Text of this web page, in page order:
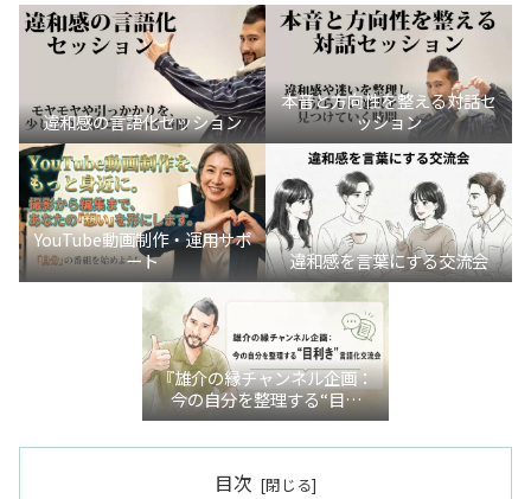
違和感の言語化セッション
本音と方向性を整える対話セ
ッション
YouTube動画制作・運用サポ
ート
違和感を言葉にする交流会
『雄介の縁チャンネル企画：
今の自分を整理する“目利
き”言語化交流会』
目次